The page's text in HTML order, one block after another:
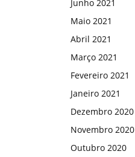
Junho 2021
Maio 2021
Abril 2021
Março 2021
Fevereiro 2021
Janeiro 2021
Dezembro 2020
Novembro 2020
Outubro 2020